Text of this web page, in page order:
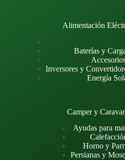
Alimentación
Baterías y
Inversores y
Energía
Camper y
Ayudas para
Horno y
Persianas y